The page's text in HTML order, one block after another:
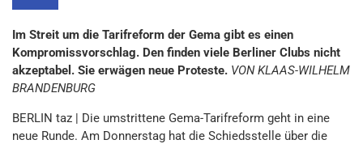
Im Streit um die Tarifreform der Gema gibt es einen
Kompromissvorschlag. Den finden viele Berliner Clubs nicht
akzeptabel. Sie erwägen neue Proteste. VON KLAAS-WILHELM
BRANDENBURG
BERLIN taz | Die umstrittene Gema-Tarifreform geht in eine
neue Runde. Am Donnerstag hat die Schiedsstelle über die